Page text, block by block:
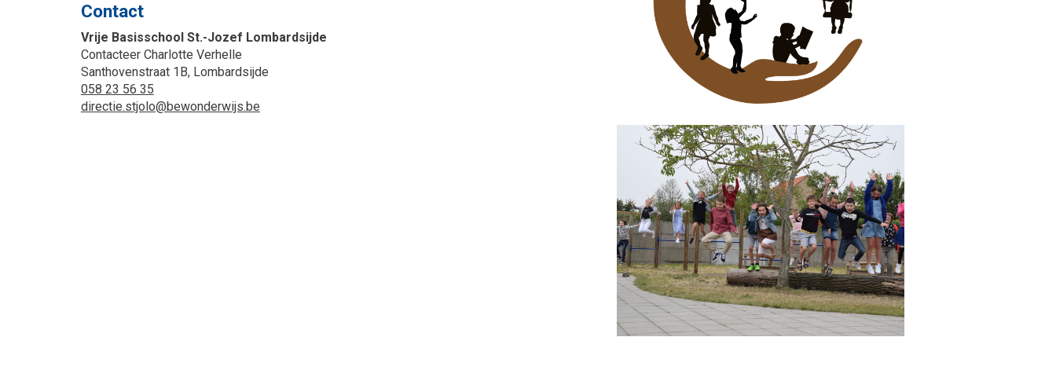
Contact
Vrije Basisschool St.-Jozef Lombardsijde
Contacteer Charlotte Verhelle
Santhovenstraat 1B, Lombardsijde
058 23 56 35
directie.stjolo@bewonderwijs.be